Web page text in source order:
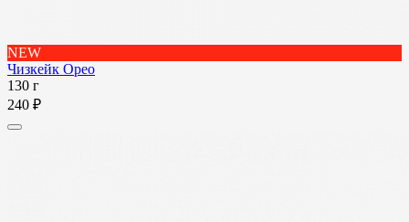
NEW
Чизкейк Орео
130 г
240 ₽